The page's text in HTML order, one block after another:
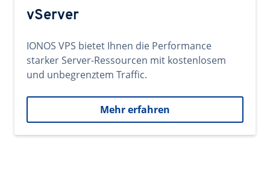
vServer
IONOS VPS bietet Ihnen die Performance
starker Server-Ressourcen mit kostenlosem
und unbegrenztem Traffic.
Mehr erfahren